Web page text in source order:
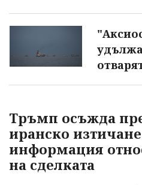
Тръмп осъжда
иранско
информация
на сделката